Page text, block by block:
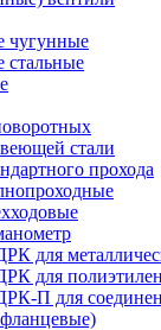
чугунные
стальные
стали
прохода
для
для
П для